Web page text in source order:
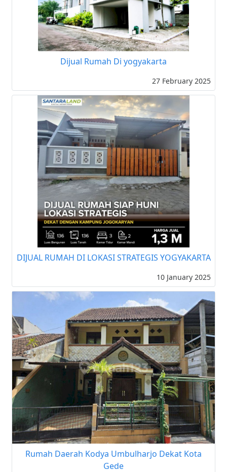
Dijual Rumah Di yogyakarta
27 February 2025
DIJUAL RUMAH DI LOKASI STRATEGIS YOGYAKARTA
10 January 2025
Rumah Daerah Kodya Umbulharjo Dekat Kota
Gede